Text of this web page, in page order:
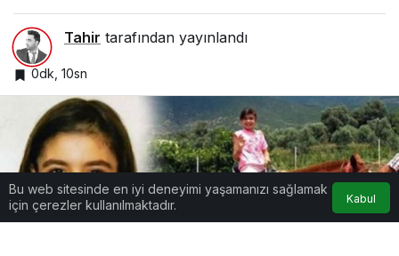
Tahir tarafından yayınlandı
0dk, 10sn
Bu web sitesinde en iyi deneyimi yaşamanızı sağlamak
için çerezler kullanılmaktadır.
Kabul